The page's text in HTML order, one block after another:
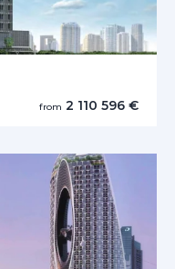
from 2 110 596 €